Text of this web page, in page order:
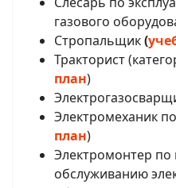
газового
Стропальщик(
Тракторист
план)
Электромеханик
план)
Электромонтер по
обслуживанию